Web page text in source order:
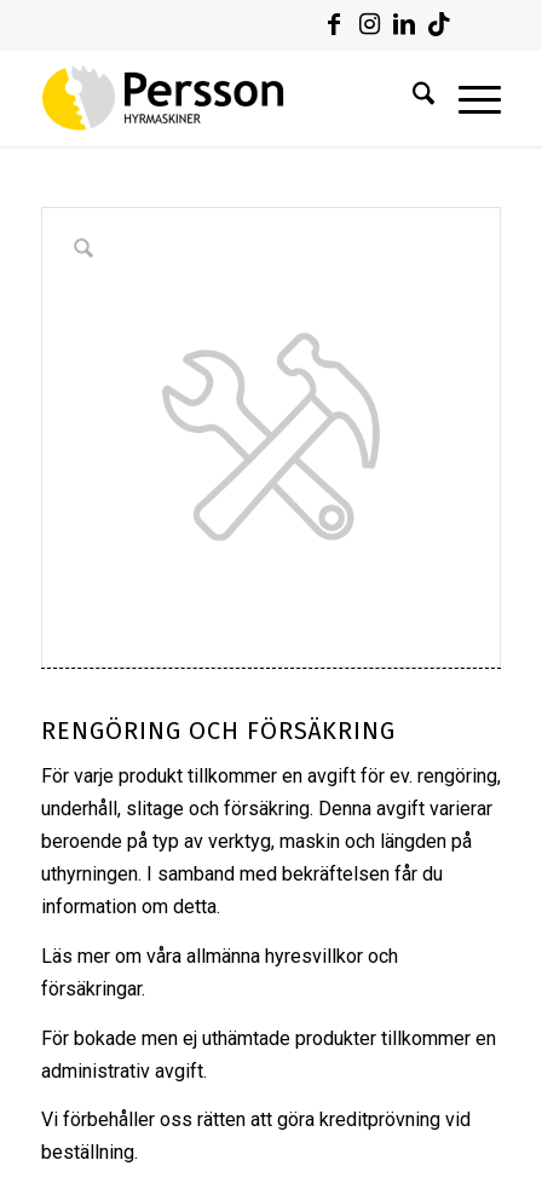
RENGÖRING OCH FÖRSÄKRING
För varje produkt tillkommer en avgift för ev. rengöring,
underhåll, slitage och försäkring. Denna avgift varierar
beroende på typ av verktyg, maskin och längden på
uthyrningen. I samband med bekräftelsen får du
information om detta.
Läs mer om våra allmänna hyresvillkoroch
försäkringar.
För bokade men ej uthämtade produkter tillkommer en
administrativ avgift.
Vi förbehåller oss rätten att göra kreditprövning vid
beställning.